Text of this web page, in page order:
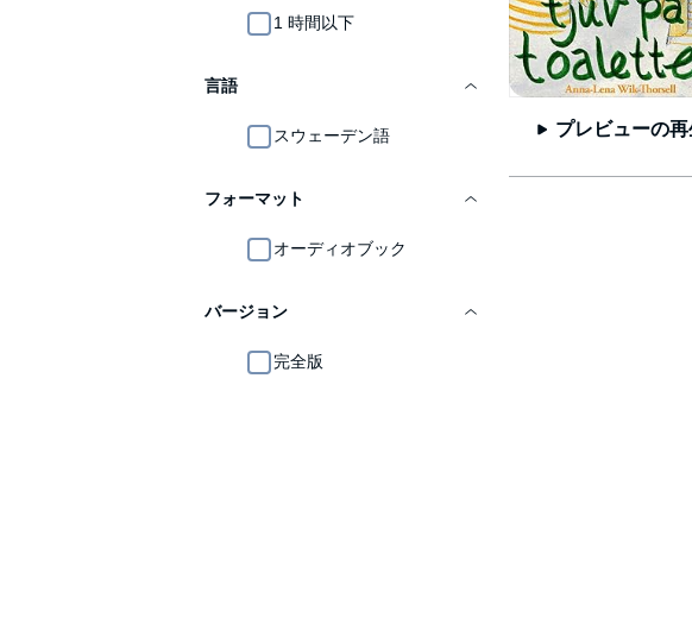
1 時間以下
言語
スウェーデン語
フォーマット
オーディオブック
バージョン
完全版
プレビューの再